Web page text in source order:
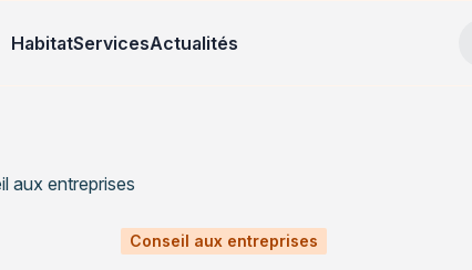
HabitatServicesActualités
aux entreprises
Conseil aux entreprises